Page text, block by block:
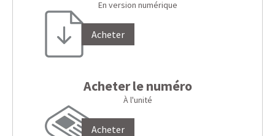
En version numérique
Acheter
Acheter le numéro
À l'unité
Acheter